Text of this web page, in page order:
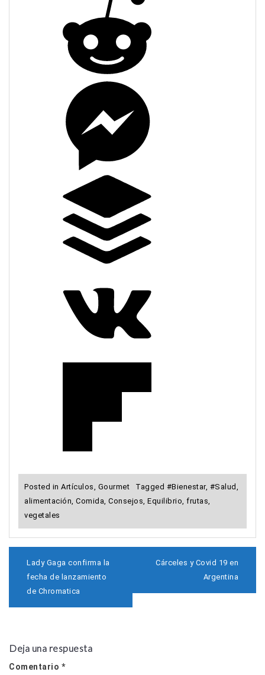
Posted in Artículos, Gourmet Tagged #Bienestar, #Salud ,
alimentación, Comida, Consejos, Equilibrio, frutas,
vegetales
g
i
ó
n
Lady Gaga confirma la
fecha de lanzamiento
de Chromatica
Cárceles y Covid 19 en
Argentina
Deja una respuesta
Comentario *